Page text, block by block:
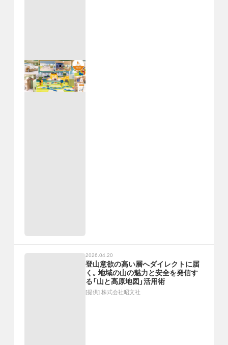
2026.04.20
登山意欲の高い層へダイレクトに届
く。地域の山の魅力と安全を発信す
る「山と高原地図」活用術
[提供] 株式会社昭文社